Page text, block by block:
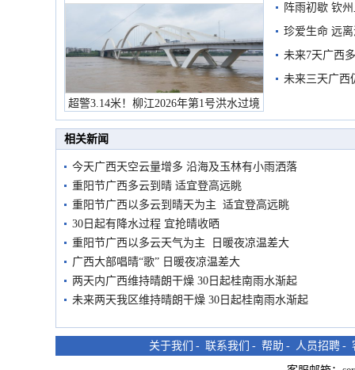
超警3.14米！柳江2026年第1号洪水过境
市民在堤岸见证汛况
阵雨初歇 钦
珍爱生命 远
未来7天广西
未来三天广西
相关新闻
今天广西天空云量增多 沿海及玉林有小雨洒落
重阳节广西多云到晴 适宜登高远眺
重阳节广西以多云到晴天为主 适宜登高远眺
30日起有降水过程 宜抢晴收晒
重阳节广西以多云天气为主 日暖夜凉温差大
广西大部唱晴“歌” 日暖夜凉温差大
两天内广西维持晴朗干燥 30日起桂南雨水渐起
未来两天我区维持晴朗干燥 30日起桂南雨水渐起
关于我们 - 联系我们 - 帮助 - 人员招聘 -